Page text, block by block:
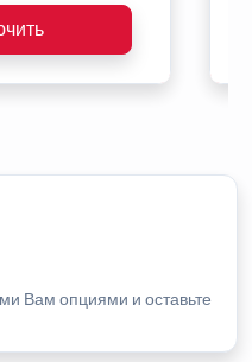
Вам опциями и оставьте